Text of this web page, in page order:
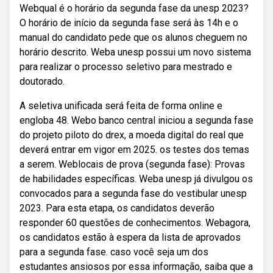
Webqual é o horário da segunda fase da unesp 2023?
O horário de início da segunda fase será às 14h e o
manual do candidato pede que os alunos cheguem no
horário descrito. Weba unesp possui um novo sistema
para realizar o processo seletivo para mestrado e
doutorado.
A seletiva unificada será feita de forma online e
engloba 48. Webo banco central iniciou a segunda fase
do projeto piloto do drex, a moeda digital do real que
deverá entrar em vigor em 2025. os testes dos temas
a serem. Weblocais de prova (segunda fase): Provas
de habilidades específicas. Weba unesp já divulgou os
convocados para a segunda fase do vestibular unesp
2023. Para esta etapa, os candidatos deverão
responder 60 questões de conhecimentos. Webagora,
os candidatos estão à espera da lista de aprovados
para a segunda fase. caso você seja um dos
estudantes ansiosos por essa informação, saiba que a